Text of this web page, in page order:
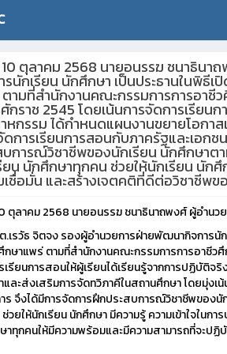
ตุลาคม 2568 นายอนรรฆ ชนาธินา
รนักเรียน นักศึกษา เป็นประธานในพิธี
ามที่สำนักงานคณะกรรมการการอาชี
กราช 2545 โดยเน้นการจัดการเรียน
หกรรม ได้กำหนดแผนงานขยายโอกา
ดการเรียนการสอนกับภาครัฐและเอก
บการณ์วิชาชีพของนักเรียน นักศึกษาต
ยน นักศึกษาทุกคน ช่วยให้นักเรียน นัก
เชื่อมั่น และสร้างเจตคติที่ดีต่อวิชาชีพ
ตุลาคม 2568 นายอนรรฆ ชนาธินาถพงศ์ ผู้อำน
.เรวัธ จิตจง รองผู้อำนวยการฝ่ายพัฒนากิจการนั
กษาแพร่ ตามที่สำนักงานคณะกรรมการการอาชีว
เรียนการสอนให้ผู้เรียนได้เรียนรู้จากการปฏิบัติ
ละส่งเสริมการจัดทวิภาคีในสถานศึกษา โดยมุ่งเ
ร จึงได้มีการจัดการฝึกประสบการณ์วิชาชีพของนั
วยให้นักเรียน นักศึกษา มีความรู้ ความเข้าใจใ
าทุกคนให้มีความพร้อมและมีความสามารถที่จะป